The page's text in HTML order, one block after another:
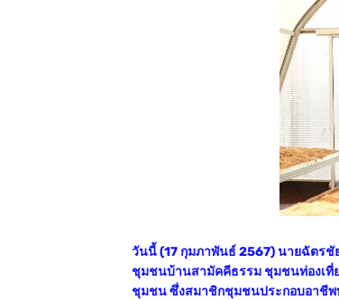
วันนี้ (17 กุมภาพันธ์ 2567) นายฉัตรชั
ชุมชนบ้านสามัคคีธรรม ชุมชนท่องเที่ย
ชุมชน ซึ่งสมาชิกชุมชนประกอบอาชีพ